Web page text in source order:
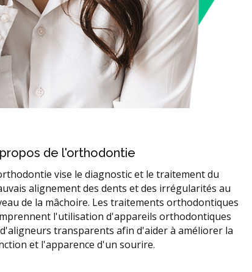
de l'orthodontie
vise le diagnostic et le traitement du
alignement des dents et des irrégularités au
de la mâchoire. Les traitements orthodontiques
l'utilisation d'appareils orthodontiques
transparents afin d'aider à améliorer la
et l'apparence d'un sourire.